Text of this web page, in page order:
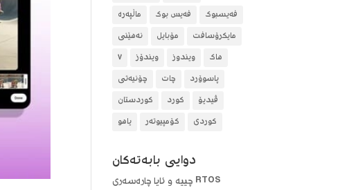
فەیسبوک
فەیس بوک
ماڵپەرە
مایکرۆسافت
مۆبایل
نەهێنی
هاک
ویندوز ویندۆز
٧
پاسوۆرد
چات
چۆنیەتی
ڤیدیۆ
کورد
کوردستان
کوردی
کۆمپیوتەر یاهو
دوایی بابه‌ته‌كان
RTOS چییە و ئایا چارەسەری